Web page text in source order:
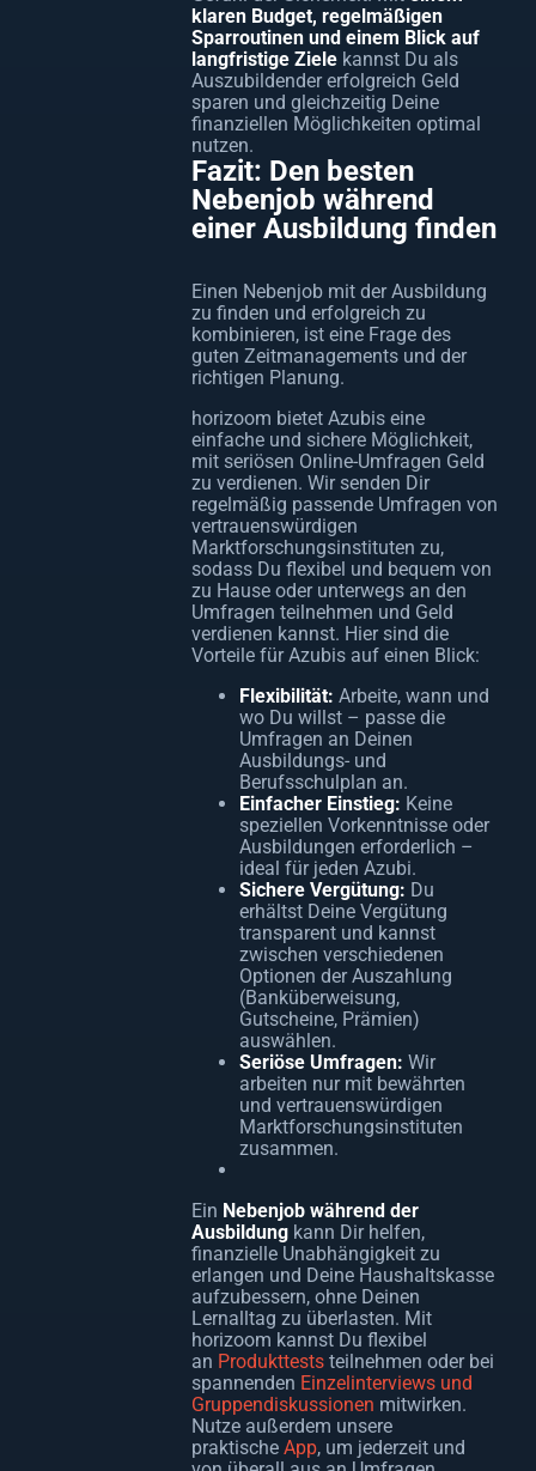
klaren Budget, regelmäßigen
Sparroutinen und einem Blick auf
langfristige Ziele kannst Du als
Auszubildender erfolgreich Geld
sparen und gleichzeitig Deine
finanziellen Möglichkeiten optimal
nutzen.
Fazit: Den besten
Nebenjob während
einer Ausbildung finden
Einen Nebenjob mit der Ausbildung
zu finden und erfolgreich zu
kombinieren, ist eine Frage des
guten Zeitmanagements und der
richtigen Planung.
horizoom bietet Azubis eine
einfache und sichere Möglichkeit,
mit seriösen Online-Umfragen Geld
zu verdienen. Wir senden Dir
regelmäßig passende Umfragen von
vertrauenswürdigen
Marktforschungsinstituten zu,
sodass Du flexibel und bequem von
zu Hause oder unterwegs an den
Umfragen teilnehmen und Geld
verdienen kannst. Hier sind die
Vorteile für Azubis auf einen Blick:
Flexibilität: Arbeite, wann und
wo Du willst – passe die
Umfragen an Deinen
Ausbildungs- und
Berufsschulplan an.
Einfacher Einstieg: Keine
speziellen Vorkenntnisse oder
Ausbildungen erforderlich –
ideal für jeden Azubi.
Sichere Vergütung: Du
erhältst Deine Vergütung
transparent und kannst
zwischen verschiedenen
Optionen der Auszahlung
(Banküberweisung,
Gutscheine, Prämien)
auswählen.
Seriöse Umfragen: Wir
arbeiten nur mit bewährten
und vertrauenswürdigen
Marktforschungsinstituten
zusammen.
Ein Nebenjob während der
Ausbildung kann Dir helfen,
finanzielle Unabhängigkeit zu
erlangen und Deine Haushaltskasse
aufzubessern, ohne Deinen
Lernalltag zu überlasten. Mit
horizoom kannst Du flexibel
an Produkttests teilnehmen oder bei
spannenden Einzelinterviews und
Gruppendiskussionen mitwirken.
Nutze außerdem unsere
praktische App, um jederzeit und